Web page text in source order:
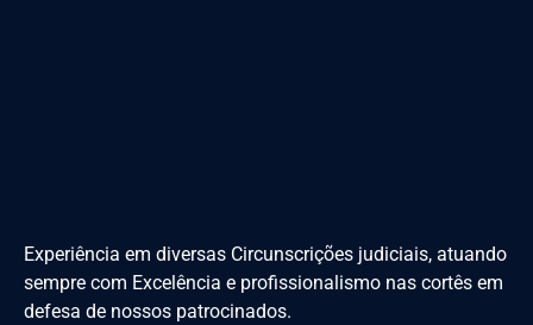
Experiência em diversas Circunscrições judiciais, atuando
sempre com Excelência e profissionalismo nas cortês em
defesa de nossos patrocinados.